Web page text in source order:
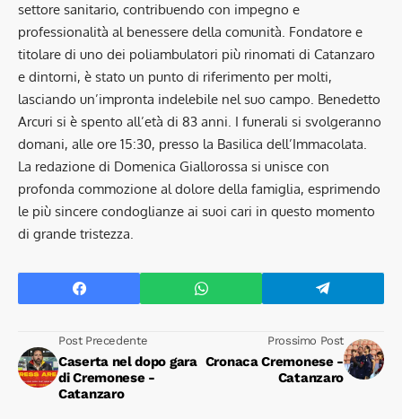
settore sanitario, contribuendo con impegno e
professionalità al benessere della comunità. Fondatore e
titolare di uno dei poliambulatori più rinomati di Catanzaro
e dintorni, è stato un punto di riferimento per molti,
lasciando un’impronta indelebile nel suo campo. Benedetto
Arcuri si è spento all’età di 83 anni. I funerali si svolgeranno
domani, alle ore 15:30, presso la Basilica dell’Immacolata.
La redazione di Domenica Giallorossa si unisce con
profonda commozione al dolore della famiglia, esprimendo
le più sincere condoglianze ai suoi cari in questo momento
di grande tristezza.
Post Precedente
Caserta nel dopo gara
di Cremonese -
Catanzaro
Prossimo Post
Cronaca Cremonese -
Catanzaro